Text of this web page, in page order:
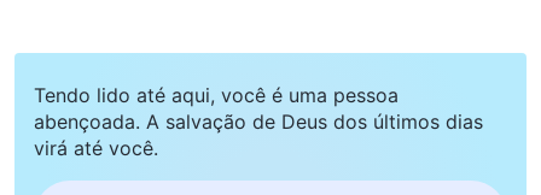
Tendo lido até aqui, você é uma pessoa
abençoada. A salvação de Deus dos últimos dias
virá até você.